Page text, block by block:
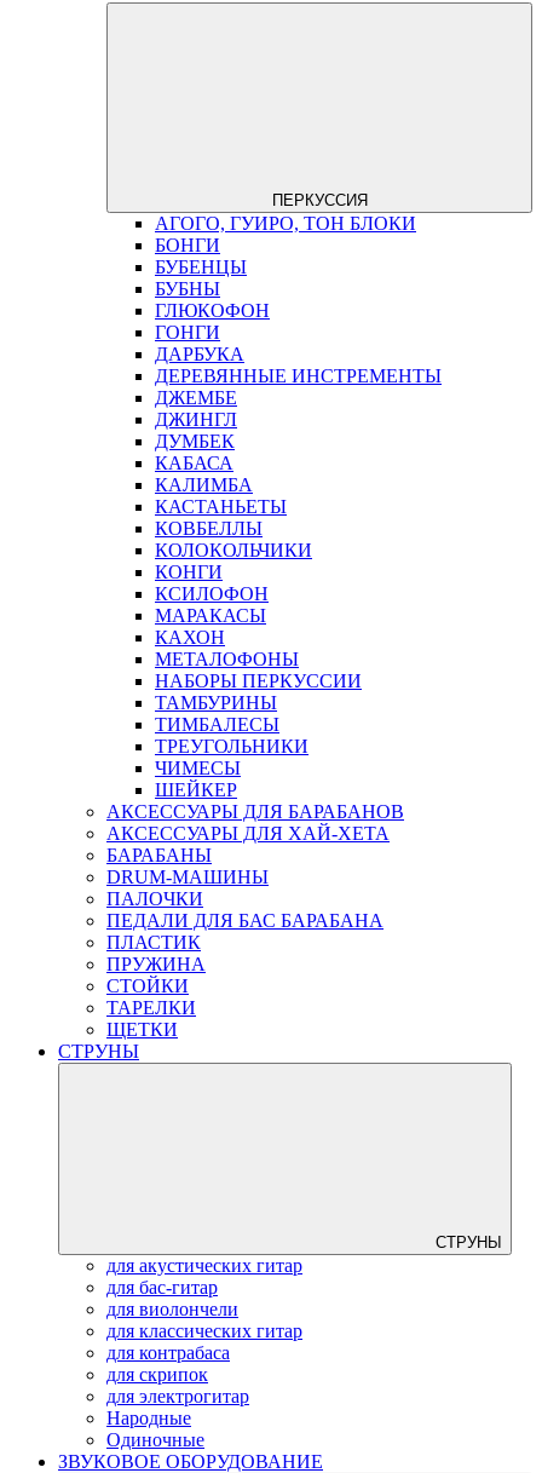
ПЕРКУССИЯ
АГОГО, ГУИРО, ТОН БЛОКИ
БОНГИ
БУБЕНЦЫ
БУБНЫ
ГЛЮКОФОН
ГОНГИ
ДАРБУКА
ДЕРЕВЯННЫЕ ИНСТРЕМЕНТЫ
ДЖЕМБЕ
ДЖИНГЛ
ДУМБЕК
КАБАСА
КАЛИМБА
КАСТАНЬЕТЫ
КОВБЕЛЛЫ
КОЛОКОЛЬЧИКИ
КОНГИ
КСИЛОФОН
МАРАКАСЫ
КАХОН
МЕТАЛОФОНЫ
НАБОРЫ ПЕРКУССИИ
ТАМБУРИНЫ
ТИМБАЛЕСЫ
ТРЕУГОЛЬНИКИ
ЧИМЕСЫ
ШЕЙКЕР
АКСЕССУАРЫ ДЛЯ БАРАБАНОВ
АКСЕССУАРЫ ДЛЯ ХАЙ-ХЕТА
БАРАБАНЫ
DRUM-МАШИНЫ
ПАЛОЧКИ
ПЕДАЛИ ДЛЯ БАС БАРАБАНА
ПЛАСТИК
ПРУЖИНА
СТОЙКИ
ТАРЕЛКИ
ЩЕТКИ
СТРУНЫ
СТРУНЫ
для акустических гитар
для бас-гитар
для виолончели
для классических гитар
для контрабаса
для скрипок
для электрогитар
Народные
Одиночные
ЗВУКОВОЕ ОБОРУДОВАНИЕ